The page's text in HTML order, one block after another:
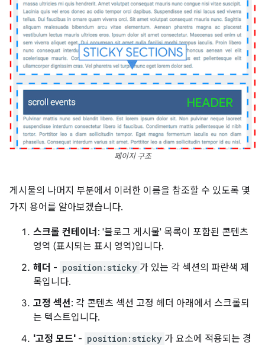
페이지 구조
게시물의 나머지 부분에서 이러한 이름을 참조할 수 있도록 몇
가지 용어를 알아보겠습니다.
스크롤 컨테이너 : '블로그 게시물' 목록이 포함된 콘텐츠
영역 (표시되는 표시 영역)입니다.
헤더 - position:sticky 가 있는 각 섹션의 파란색 제
목입니다.
고정 섹션: 각 콘텐츠 섹션 고정 헤더 아래에서 스크롤되
는 텍스트입니다.
'고정 모드' - position:sticky 가 요소에 적용되는 경